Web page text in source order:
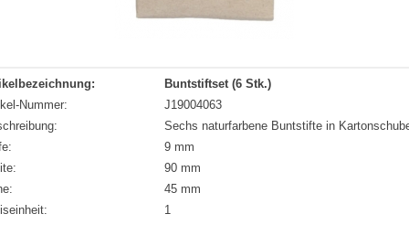
Buntstiftset (6 Stk.)
Nummer:
J19004063
Sechs naturfarbene Buntstifte in
9 mm
90 mm
45 mm
1